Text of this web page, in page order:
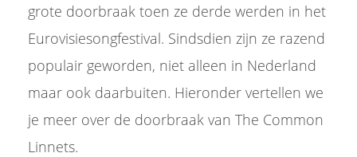
grote doorbraak toen ze derde werden in het
Eurovisiesongfestival. Sindsdien zijn ze razend
populair geworden, niet alleen in Nederland
maar ook daarbuiten. Hieronder vertellen we
je meer over de doorbraak van The Common
Linnets.